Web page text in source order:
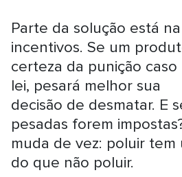
Parte da solução está
incentivos. Se um
certeza da punição
lei, pesará melhor sua
decisão de desmatar. E
pesadas forem
muda de vez: poluir tem
do que não poluir.